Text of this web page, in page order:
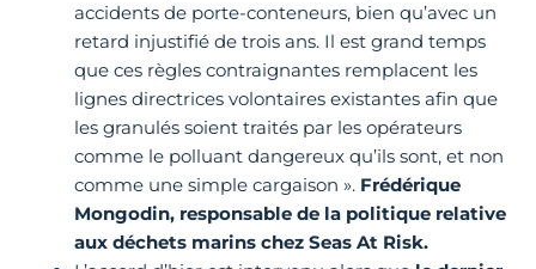
accidents de porte-conteneurs, bien qu’avec un
retard injustifié de trois ans. Il est grand temps
que ces règles contraignantes remplacent les
lignes directrices volontaires existantes afin que
les granulés soient traités par les opérateurs
comme le polluant dangereux qu’ils sont, et non
comme une simple cargaison ». Frédérique
Mongodin, responsable de la politique relative
aux déchets marins chez Seas At Risk.